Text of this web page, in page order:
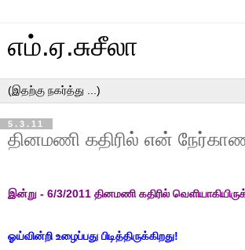
எம்.ஏ.சுசீலா
5.3.11
தினமணி கதிரில் என்
இன்று - 6/3/2011 தினமணி கதிரில்
ஓய்வின்றி உழைப்பது பிடித்திருக்கிறது!